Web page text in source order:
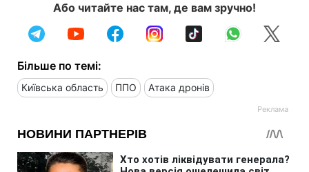
Або читайте нас там, де вам зручно!
Більше по темі:
Київська область ППО Атака дронів